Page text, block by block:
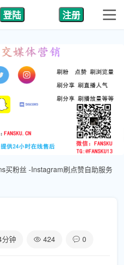
登陆 注册
买粉丝 -Instagram刷点赞自助服务
分钟 424 0